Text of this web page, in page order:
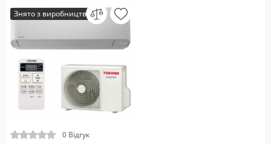
Знято з виробництва
0 Відгук